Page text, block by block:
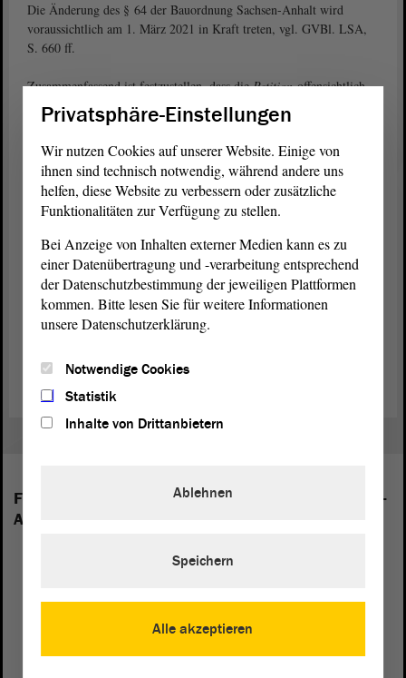
Die Änderung des § 64 der Bauordnung Sachsen-Anhalt wird
voraussichtlich am 1. März 2021 in Kraft treten, vgl. GVBl. LSA,
S. 660 ff.
Zusammenfassend ist festzustellen, dass diePetitionoffensichtlich
erfolglos bleiben wird.
In Anwendung der Nummer 6.11 der Grundsätze des
Petitionsausschusses über die Behandlung von Bitten und
Beschwerden wird das Petitionsverfahren daher abgeschlossen, wenn
innerhalb von sechs Wochen nach Erhalt dieses Schreibens keine
Einwendungen erhoben werden.
Erfolgt keine Rückmeldung, wird die Petition
nach Ablauf dieser
Frist in ein Verzeichnis von erledigten Petitionen aufgenommen.“
Artikel zur Einreichung der Petition (Link)
Folgende Fraktionen sind im Landtag von Sachsen-
Anhalt vertreten:
Privatsphäre-Einstellungen
Wir nutzen Cookies auf unserer Website. Einige von
ihnen sind technisch notwendig, während andere uns
helfen, diese Website zu verbessern oder zusätzliche
Funktionalitäten zur Verfügung zu stellen.
Bei Anzeige von Inhalten externer Medien kann es zu
einer Datenübertragung und -verarbeitung entsprechend
der Datenschutzbestimmung der jeweiligen Plattformen
kommen. Bitte lesen Sie für weitere Informationen
unsere Datenschutzerklärung.
Notwendige Cookies
Statistik
Inhalte von Drittanbietern
Alle akzeptieren
Ablehnen
Speichern